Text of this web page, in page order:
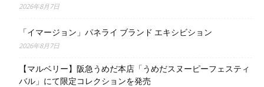
2026年8月7日
「イマージョン」パネライ ブランド エキシビション
2026年8月7日
【マルベリー】阪急うめだ本店「うめだスヌーピーフェスティ
バル」にて限定コレクションを発売